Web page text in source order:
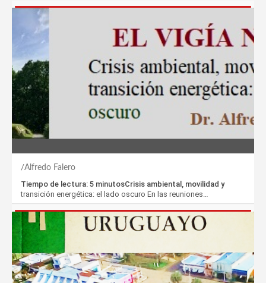
Alfredo Falero
Tiempo de lectura: 5 minutosCrisis ambiental, movilidad y
transición energética: el lado oscuro En las reuniones…